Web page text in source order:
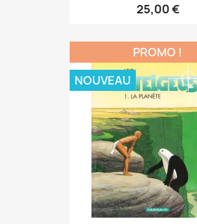
25,00 €
PROMO !
NOUVEAU